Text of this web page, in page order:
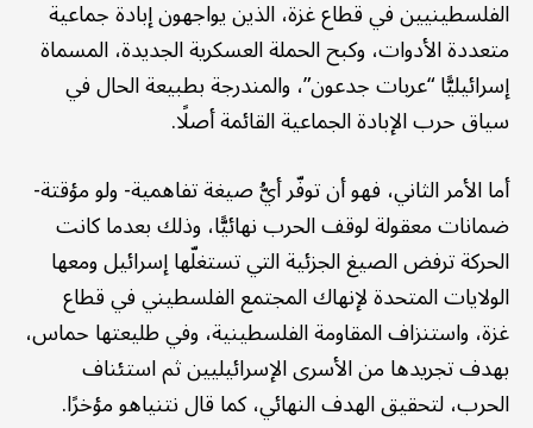
الفلسطينيين في قطاع غزة، الذين يواجهون إبادة جماعية
متعددة الأدوات، وكبح الحملة العسكرية الجديدة، المسماة
إسرائيليًّا “عربات جدعون”، والمندرجة بطبيعة الحال في
سياق حرب الإبادة الجماعية القائمة أصلًا.
أما الأمر الثاني، فهو أن توفّر أيُّ صيغة تفاهمية- ولو مؤقتة-
ضمانات معقولة لوقف الحرب نهائيًّا، وذلك بعدما كانت
الحركة ترفض الصيغ الجزئية التي تستغلّها إسرائيل ومعها
الولايات المتحدة لإنهاك المجتمع الفلسطيني في قطاع
غزة، واستنزاف المقاومة الفلسطينية، وفي طليعتها حماس،
بهدف تجريدها من الأسرى الإسرائيليين ثم استئناف
الحرب، لتحقيق الهدف النهائي، كما قال نتنياهو مؤخرًا.